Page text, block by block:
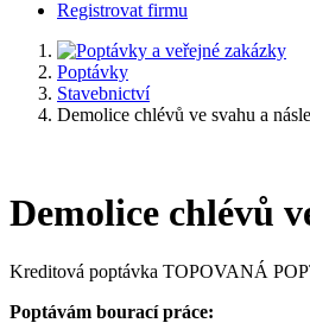
Registrovat firmu
Poptávky
Stavebnictví
Demolice chlévů ve svahu a
Demolice chlévů
Kreditová poptávka TOPOVANÁ
Poptávám bourací práce: